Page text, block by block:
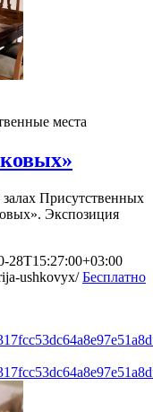
места
Присутственных
Экспозиция
28T15:27:00+03:00
ushkovyx/ Бесплатно